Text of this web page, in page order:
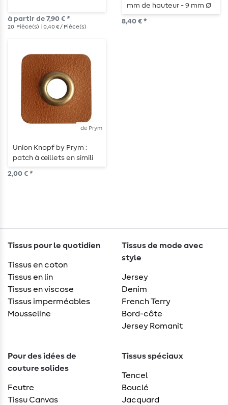
à partir de 7,90 € *
20 Pièce(s) | 0,40 € / Pièce(s)
mm de hauteur - 9 mm Ø
- couleur argentée
8,40 € *
de Prym
Union Knopf by Prym :
patch à œillets en simili
cuir, passage de 8 mm, 30
2,00 € *
Tissus pour le quotidien
Tissus en coton
Tissus en lin
Tissus en viscose
Tissus imperméables
Mousseline
Tissus de mode avec
style
Jersey
Denim
French Terry
Bord-côte
Jersey Romanit
Pour des idées de
couture solides
Feutre
Tissu Canvas
Tissus spéciaux
Tencel
Bouclé
Jacquard